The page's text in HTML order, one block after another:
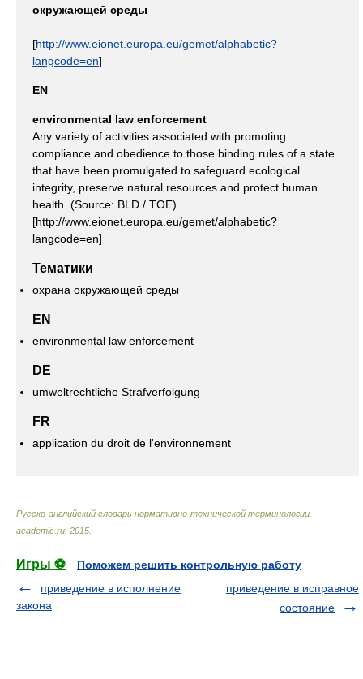
окружающей среды
—
[http://www.eionet.europa.eu/gemet/alphabetic?
langcode=en]
EN
environmental law enforcement
Any variety of activities associated with promoting
compliance and obedience to those binding rules of a state
that have been promulgated to safeguard ecological
integrity, preserve natural resources and protect human
health. (Source: BLD / TOE)
[http://www.eionet.europa.eu/gemet/alphabetic?
langcode=en]
Тематики
охрана окружающей среды
EN
environmental law enforcement
DE
umweltrechtliche Strafverfolgung
FR
application du droit de l'environnement
Русско-английский словарь нормативно-технической терминологии
academic.ru 2015
Игры ⚽
Поможем решить контрольную работу
приведение в исполнение
закона
приведение в исправное
состояние